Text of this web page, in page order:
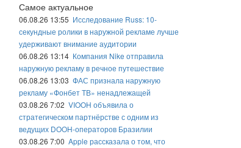
Самое актуальное
06.08.26 13:55 Исследование Russ: 10-
секундные ролики в наружной рекламе лучше
удерживают внимание аудитории
06.08.26 13:14 Компания Nike отправила
наружную рекламу в речное путешествие
06.08.26 13:03 ФАС признала наружную
рекламу «Фонбет ТВ» ненадлежащей
03.08.26 7:02 VIOOH объявила о
стратегическом партнёрстве с одним из
ведущих DOOH-операторов Бразилии
03.08.26 7:00 Apple рассказала о том, что